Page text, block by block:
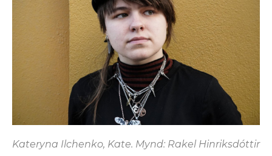
Kateryna Ilchenko, Kate. Mynd: Rakel Hinriksdóttir